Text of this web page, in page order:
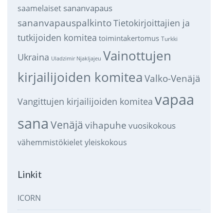
saamelaiset sananvapaus
sananvapauspalkintoTietokirjoittajien ja
tutkijoiden komitea toimintakertomus Turkki
Ukraina Uladzimir Njakljajeu Vainottujen
kirjailijoiden komitea Valko-Venäjä
Vangittujen kirjailijoiden komitea vapaa
sana Venäjä vihapuhe vuosikokous
vähemmistökieletyleiskokous
Linkit
ICORN